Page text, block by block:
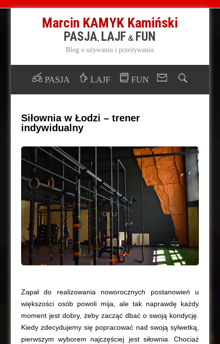
Marcin KAMYK Kamiński
PASJA, LAJF & FUN
Blog o używaniu i przeżywaniu
PASJA LAJF FUN
Siłownia w Łodzi – trener
indywidualny
Zapał do realizowania noworocznych postanowień u
większości osób powoli mija, ale tak naprawdę każdy
moment jest dobry, żeby zacząć dbać o swoją kondycję.
Kiedy zdecydujemy się popracować nad swoją sylwetką,
pierwszym wyborem najczęściej jest siłownia. Chociaż